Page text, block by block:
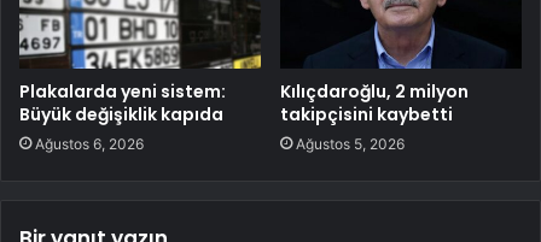
Plakalarda yeni sistem:
Büyük değişiklik kapıda
Ağustos 6, 2026
Kılıçdaroğlu, 2 milyon
takipçisini kaybetti
Ağustos 5, 2026